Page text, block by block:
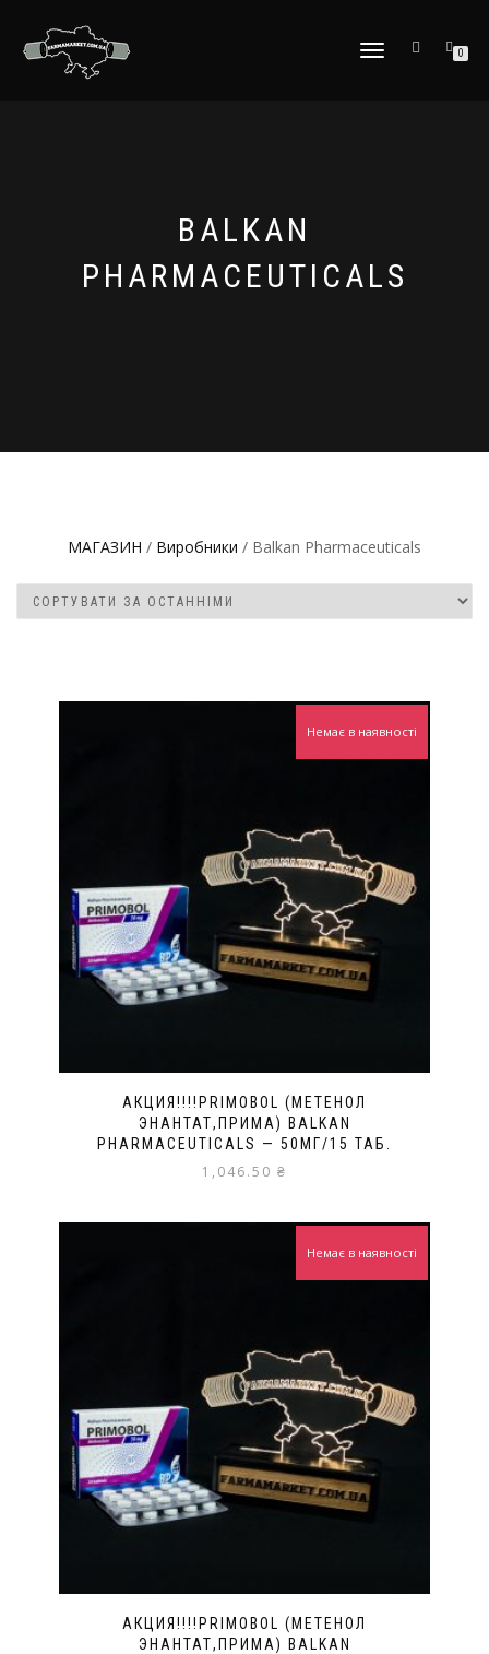
МОБІЛЬНЕ
0
BALKAN
PHARMACEUTICALS
МАГАЗИН / Виробники / Balkan Pharmaceuticals
АКЦИЯ!!!!PRIMOBOL (МЕТЕНОЛ
ЭНАНТАТ,ПРИМА) BALKAN
PHARMACEUTICALS — 50МГ/15 ТАБ.
1,046.50 ₴
Немає в наявності
АКЦИЯ!!!!PRIMOBOL (МЕТЕНОЛ
ЭНАНТАТ,ПРИМА) BALKAN
Немає в наявності